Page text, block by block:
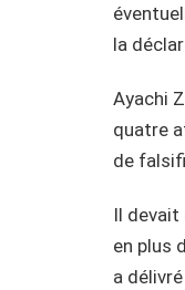
la
Ayachi
quatre
de
Il devait
en plus
a